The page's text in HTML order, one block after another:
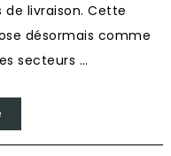
livraison. Cette
désormais comme
secteurs …